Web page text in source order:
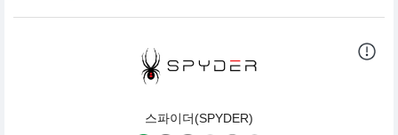
스파이더(SPYDER)